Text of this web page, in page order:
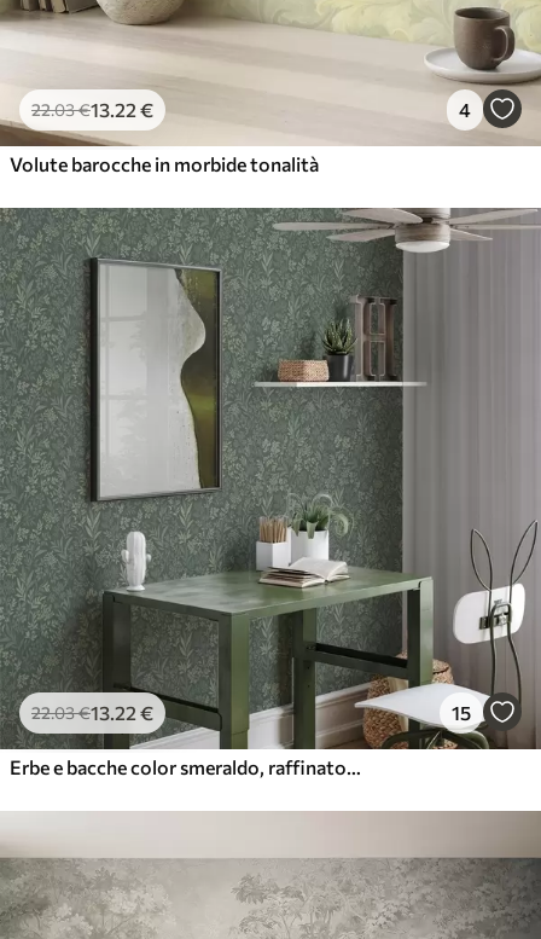
22.03€13.22 € 4
Volute barocche in morbide tonalità
22.03€13.22 € 15
Erbe e bacche color smeraldo, raffinato motivo botanico